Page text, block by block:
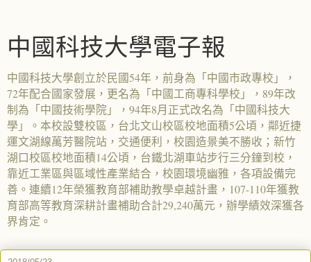
中國科技大學電子報
中國科技大學創立於民國54年，前身為「中國市政專校」，
72年配合國家發展，更名為「中國工商專科學校」，89年改
制為「中國技術學院」，94年8月正式改名為「中國科技大
學」。本校設雙校區，台北文山校區校地面積5公頃，鄰近捷
運文湖線萬芳醫院站，交通便利，校園造景美不勝收；新竹
湖口校區校地面積14公頃，台鐵北湖車站步行三分鐘到校，
靠近工業區與區域性產業結合，校園環境幽雅，各項設備完
善。連續12年榮獲教育部補助教學卓越計畫，107-110年獲教
育部高等教育深耕計畫補助合計29,240萬元，辦學績效深獲各
界肯定。